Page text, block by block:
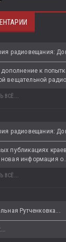
радиовещания:
дополнение к
вещательной
ВСЁ...
радиовещания:
публикациях
информация
ВСЁ...
Рутченковка...